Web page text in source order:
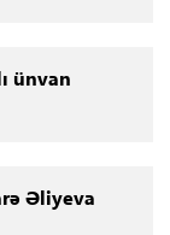
ünvan
Əliyeva